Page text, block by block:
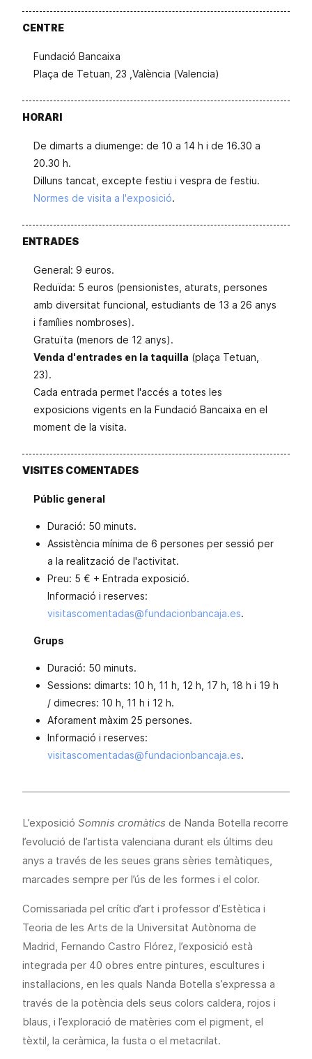
CENTRE
Fundació Bancaixa
Plaça de Tetuan, 23 ,València (Valencia)
HORARI
De dimarts a diumenge: de 10 a 14 h i de 16.30 a
20.30 h.
Dilluns tancat, excepte festiu i vespra de festiu.
Normes de visita a l'exposició.
ENTRADES
General: 9 euros.
Reduïda: 5 euros (pensionistes, aturats, persones
amb diversitat funcional, estudiants de 13 a 26 anys
i famílies nombroses).
Gratuïta (menors de 12 anys).
Venda d'entrades en la taquilla (plaça Tetuan,
23).
Cada entrada permet l'accés a totes les
exposicions vigents en la Fundació Bancaixa en el
moment de la visita.
VISITES COMENTADES
Públic general
Duració: 50 minuts.
Assistència mínima de 6 persones per sessió per
a la realització de l'activitat.
Preu: 5 € + Entrada exposició.
Informació i reserves:
visitascomentadas@fundacionbancaja.es.
Grups
Duració: 50 minuts.
Sessions: dimarts: 10 h, 11 h, 12 h, 17 h, 18 h i 19 h
/ dimecres: 10 h, 11 h i 12 h.
Aforament màxim 25 persones.
Informació i reserves:
visitascomentadas@fundacionbancaja.es.
L’exposició Somnis cromàtics de Nanda Botella recorre
l’evolució de l’artista valenciana durant els últims deu
anys a través de les seues grans sèries temàtiques,
marcades sempre per l’ús de les formes i el color.
Comissariada pel crític d’art i professor d’Estètica i
Teoria de les Arts de la Universitat Autònoma de
Madrid, Fernando Castro Flórez, l’exposició està
integrada per 40 obres entre pintures, escultures i
instal·lacions, en les quals Nanda Botella s’expressa a
través de la potència dels seus colors caldera, rojos i
blaus, i l’exploració de matèries com el pigment, el
tèxtil, la ceràmica, la fusta o el metacrilat.